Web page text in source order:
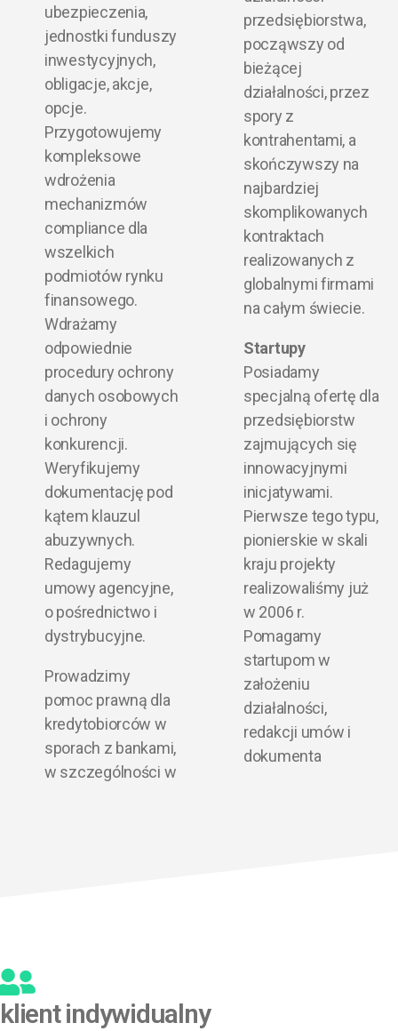
ubezpieczenia,
jednostki funduszy
inwestycyjnych,
obligacje, akcje,
opcje.
Przygotowujemy
kompleksowe
wdrożenia
mechanizmów
compliance dla
wszelkich
podmiotów rynku
finansowego.
Wdrażamy
odpowiednie
procedury ochrony
danych osobowych
i ochrony
konkurencji.
Weryfikujemy
dokumentację pod
kątem klauzul
abuzywnych.
Redagujemy
umowy agencyjne,
o pośrednictwo i
dystrybucyjne.
Prowadzimy
pomoc prawną dla
kredytobiorców w
sporach z bankami,
w szczególności w
przedsiębiorstwa,
począwszy od
bieżącej
działalności, przez
spory z
kontrahentami, a
skończywszy na
najbardziej
skomplikowanych
kontraktach
realizowanych z
globalnymi firmami
na całym świecie.
Startupy
Posiadamy
specjalną ofertę dla
przedsiębiorstw
zajmujących się
innowacyjnymi
inicjatywami.
Pierwsze tego typu,
pionierskie w skali
kraju projekty
realizowaliśmy już
w 2006 r.
Pomagamy
startupom w
założeniu
działalności,
redakcji umów i
dokumenta
klient indywidualny